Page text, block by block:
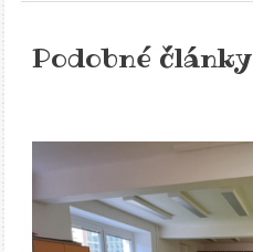
Podobné články